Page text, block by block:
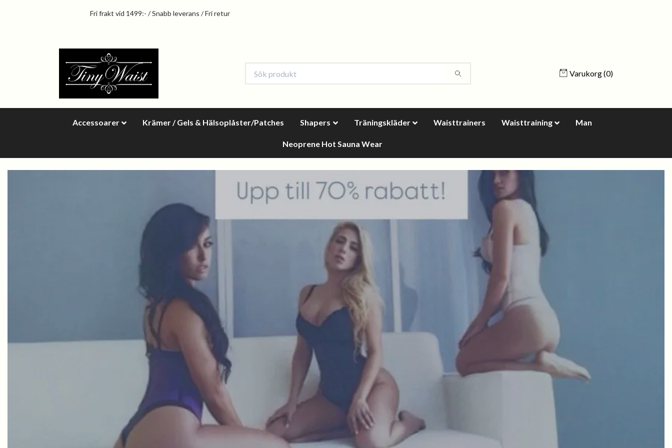
Fri frakt vid 1499:- / Snabb leverans / Fri retur
Varukorg(0)
Accessoarer Krämer / Gels & Hälsoplåster/Patches Shapers Träningskläder Waisttrainers Waisttraining Man
Neoprene Hot Sauna Wear